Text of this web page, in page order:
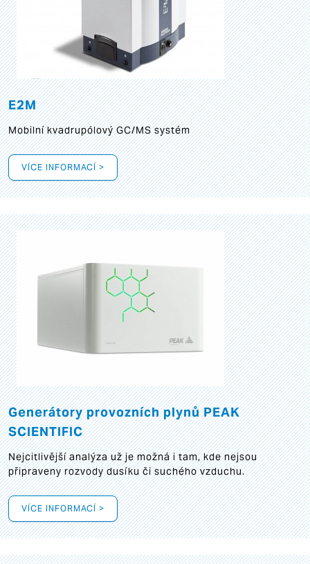
E2M
Mobilní kvadrupólový GC/MS systém
VÍCE INFORMACÍ >
Generátory provozních plynů PEAK
SCIENTIFIC
Nejcitlivější analýza už je možná i tam, kde nejsou
připraveny rozvody dusíku či suchého vzduchu.
VÍCE INFORMACÍ >